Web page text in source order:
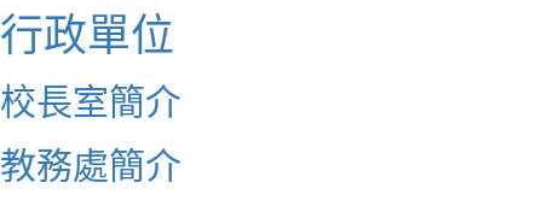
行政單位
校長室簡介
教務處簡介